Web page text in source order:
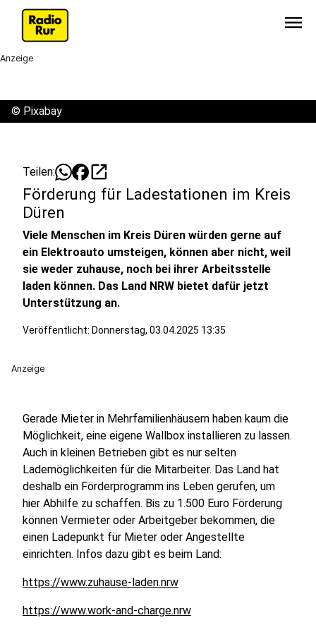
menu
Anzeige
© Pixabay
Teilen: open_in_new
Förderung für Ladestationen im Kreis
Düren
Viele Menschen im Kreis Düren würden gerne auf
ein Elektroauto umsteigen, können aber nicht, weil
sie weder zuhause, noch bei ihrer Arbeitsstelle
laden können. Das Land NRW bietet dafür jetzt
Unterstützung an.
Veröffentlicht: Donnerstag, 03.04.2025 13:35
Anzeige
Gerade Mieter in Mehrfamilienhäusern haben kaum die
Möglichkeit, eine eigene Wallbox installieren zu lassen.
Auch in kleinen Betrieben gibt es nur selten
Lademöglichkeiten für die Mitarbeiter. Das Land hat
deshalb ein Förderprogramm ins Leben gerufen, um
hier Abhilfe zu schaffen. Bis zu 1.500 Euro Förderung
können Vermieter oder Arbeitgeber bekommen, die
einen Ladepunkt für Mieter oder Angestellte
einrichten. Infos dazu gibt es beim Land:
https://www.zuhause-laden.nrw
https://www.work-and-charge.nrw